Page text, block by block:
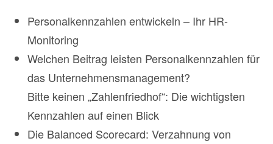
Personalkennzahlen entwickeln – Ihr HR-
Monitoring
Welchen Beitrag leisten Personalkennzahlen für
das Unternehmensmanagement?
Bitte keinen „Zahlenfriedhof“: Die wichtigsten
Kennzahlen auf einen Blick
Die Balanced Scorecard: Verzahnung von